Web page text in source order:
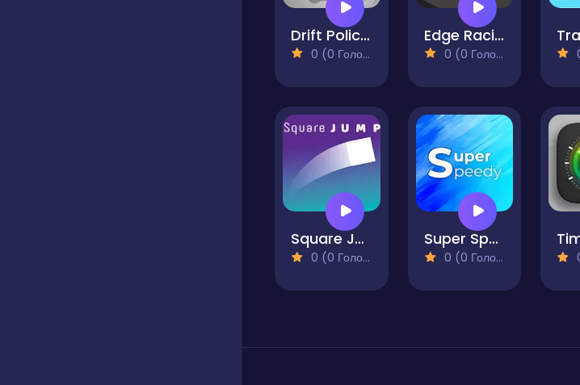
Drift Police - Car Vs Mafia
0 (0 Голосів)
Edge Racing
0 (0 Голосів)
Square Jump
0 (0 Голосів)
Super Speedy
0 (0 Голосів)